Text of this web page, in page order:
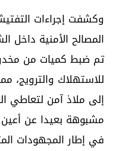
وكشفت إجراءات
المصالح الأمنية داخل
تم ضبط كميات من
للاستهلاك والترويج،
إلى ملاذ آمن لتعاطي
مشبوهة بعيدا عن أعين
في إطار المجهودات